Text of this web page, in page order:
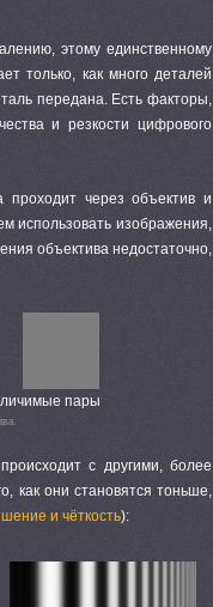
этому единственному
только, как много деталей
передана. Есть факторы,
и резкости цифрового
проходит через объектив и
использовать изображения,
объектива недостаточно,
пары
с другими, более
как они становятся тоньше,
и чёткость):